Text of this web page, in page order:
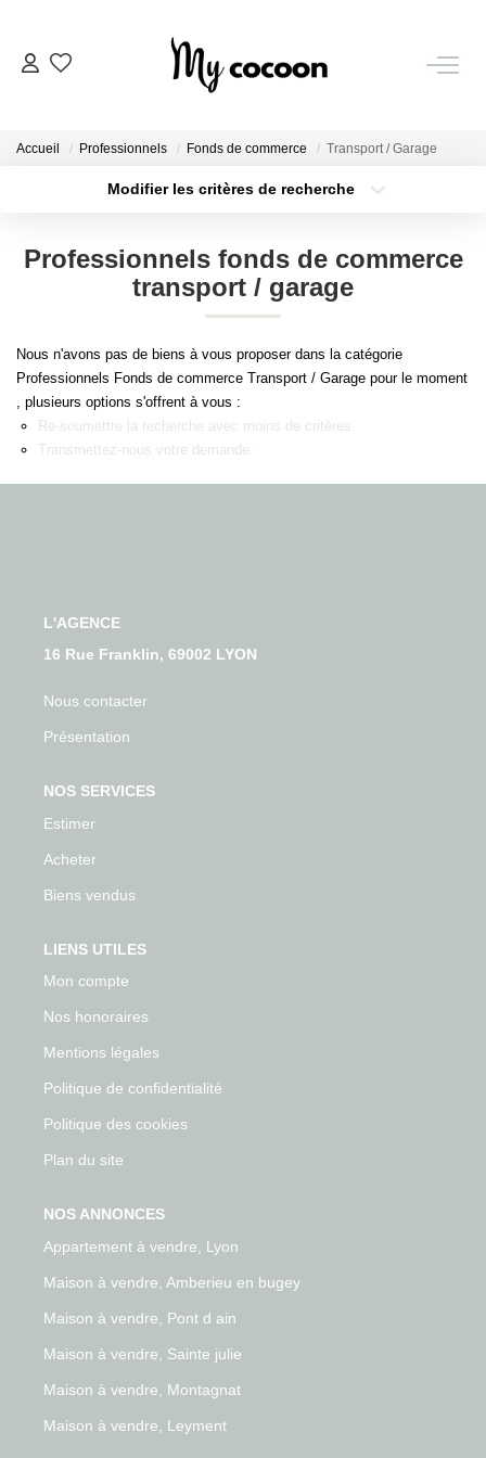
NOS PRESTATIONS
CHASSE IMMOBILIÈRE
NOTRE AGENCE
Qui Sommes-Nous
Accueil Professionnels Fonds de commerce Transport / Garage
Modifier les critères de recherche
Budget max
Professionnels fonds de commerce
transport / garage
Nous n'avons pas de biens à vous proposer dans la catégorie
Professionnels Fonds de commerce Transport / Garage pour le moment
, plusieurs options s'offrent à vous :
Re-soumettre la recherche avec moins de critères.
Transmettez-nous votre demande
L'AGENCE
16 Rue Franklin, 69002 LYON
Nous contacter
Présentation
NOS SERVICES
Estimer
Acheter
Biens vendus
LIENS UTILES
Mon compte
Nos honoraires
Mentions légales
Politique de confidentialité
Politique des cookies
Plan du site
NOS ANNONCES
Appartement à vendre, Lyon
Maison à vendre, Amberieu en bugey
Maison à vendre, Pont d ain
Maison à vendre, Sainte julie
Maison à vendre, Montagnat
Maison à vendre, Leyment